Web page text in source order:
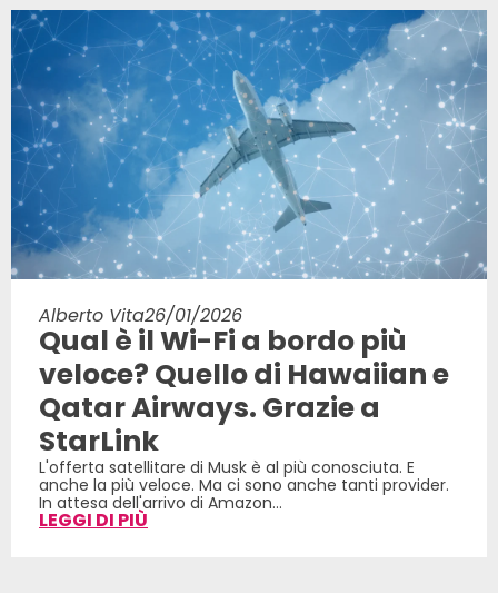
Alberto Vita26/01/2026
Qual è il Wi-Fi a bordo più
veloce? Quello di Hawaiian e
Qatar Airways. Grazie a
StarLink
L'offerta satellitare di Musk è al più conosciuta. E
anche la più veloce. Ma ci sono anche tanti provider.
In attesa dell'arrivo di Amazon...
LEGGI DI PIÙ